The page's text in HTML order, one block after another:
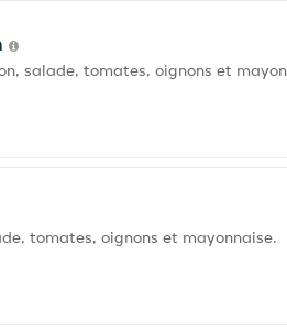
salade, tomates, oignons et
tomates, oignons et mayonnaise.